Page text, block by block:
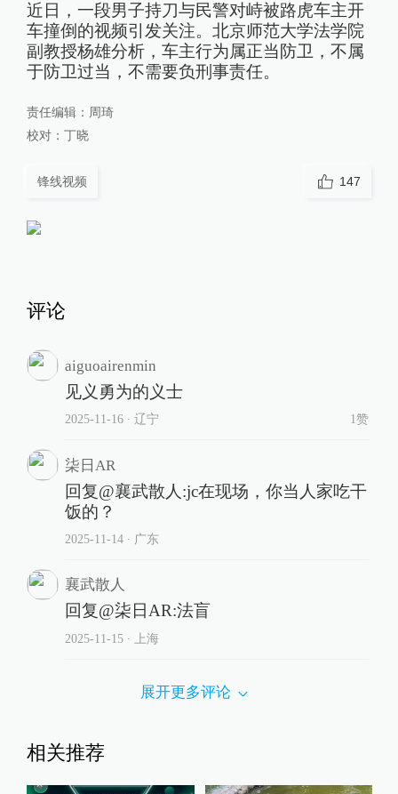
近日，一段男子持刀与民警对峙被路虎车主开
车撞倒的视频引发关注。北京师范大学法学院
副教授杨雄分析，车主行为属正当防卫，不属
于防卫过当，不需要负刑事责任。
责任编辑： 周琦
校对： 丁晓
锋线视频 147
评论
aiguoairenmin
见义勇为的义士
2025-11-16∙ 辽宁 1赞
柒日AR
回复@襄武散人:jc在现场，你当人家吃干
饭的？
2025-11-14∙ 广东
襄武散人
回复@柒日AR:法盲
2025-11-15∙ 上海
展开更多评论
相关推荐